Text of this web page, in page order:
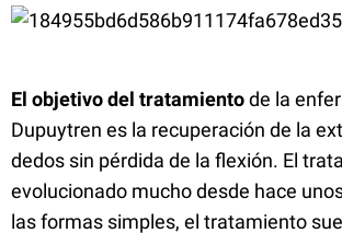
El objetivo del tratamientode la
Dupuytren es la recuperación de la
dedos sin pérdida de la flexión. El
evolucionado mucho desde hace
las formas simples, el tratamiento